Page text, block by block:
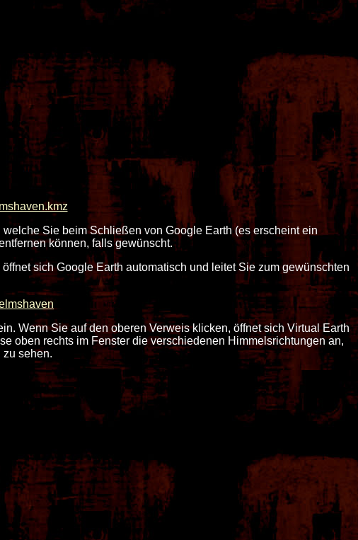
Sie beim Schließen von Google Earth (es erscheint ein
können, falls gewünscht.
sich Google Earth automatisch und leitet Sie zum gewünschten
Wenn Sie auf den oberen Verweis klicken, öffnet sich Virtual Earth
oben rechts im Fenster die verschiedenen Himmelsrichtungen an,
sehen.